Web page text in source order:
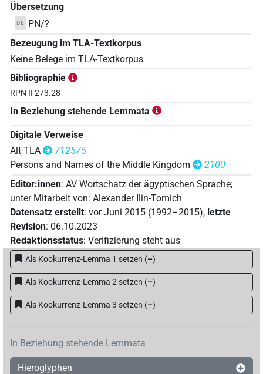
Übersetzung
DE
PN/?
Bezeugung im TLA-Textkorpus
Keine Belege im TLA-Textkorpus
Bibliographie
RPN II 273.28
In Beziehung stehende Lemmata
Digitale Verweise
Alt-TLA
712575
Persons and Names of the Middle Kingdom
2100
Editor:innen: AV Wortschatz der ägyptischen Sprache;
unter Mitarbeit von: Alexander Ilin-Tomich
Datensatz erstellt: vor Juni 2015 (1992–2015), letzte
Revision: 06.10.2023
Redaktionsstatus: Verifizierung steht aus
Als Kookurrenz-Lemma 1 setzen (–)
Als Kookurrenz-Lemma 2 setzen (–)
Als Kookurrenz-Lemma 3 setzen (–)
In Beziehung stehende Lemmata
Hieroglyphen